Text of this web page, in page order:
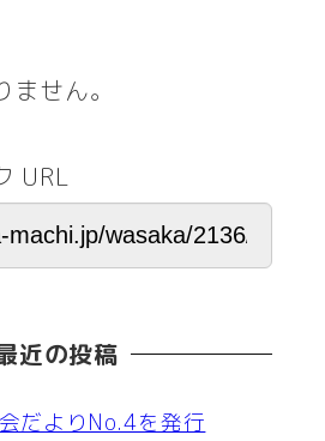
せん。
URL
近の投稿
だよりNo.4を発行